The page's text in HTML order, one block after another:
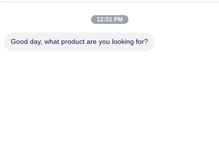
DC抵抗
お問い合わせ
ユニット
12:51 PM
Good day, what product are you looking for?